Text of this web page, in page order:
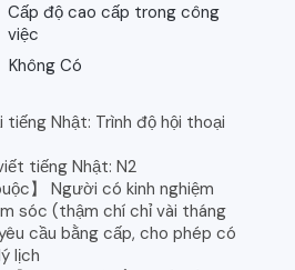
Cấp độ cao cấp trong công
việc
Không Có
Nhật: Trình độ hội thoại
tiếng Nhật: N2
】 Người có kinh nghiệm
sóc (thậm chí chỉ vài tháng
cầu bằng cấp, cho phép có
lịch